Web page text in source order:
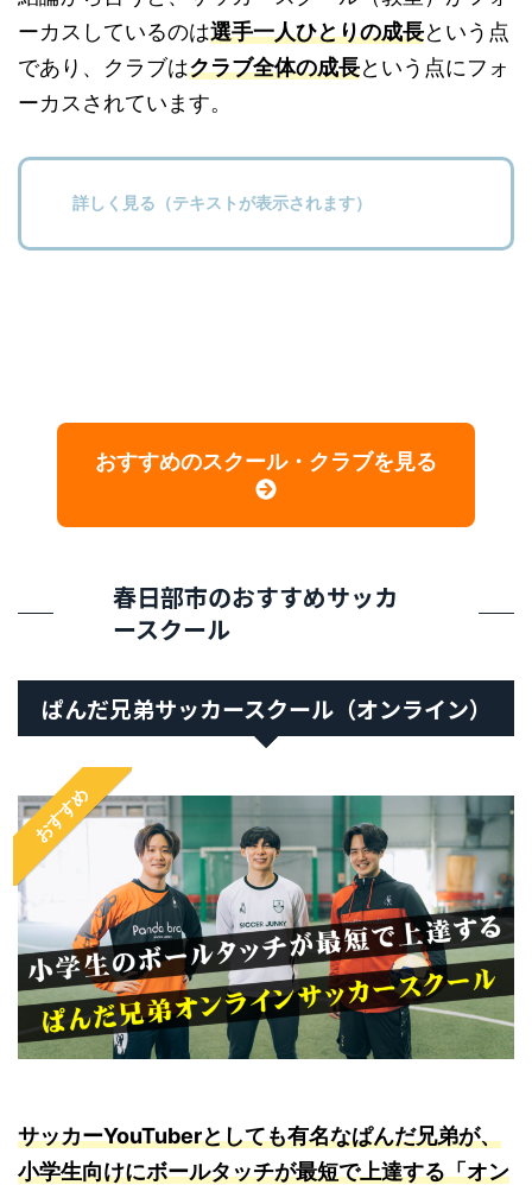
ーカスしているのは選手一人ひとりの成長という点
であり、クラブはクラブ全体の成長という点にフォ
ーカスされています。
詳しく見る（テキストが表示されます）
おすすめのスクール・クラブを見る
春日部市のおすすめサッカ
ースクール
ぱんだ兄弟サッカースクール（オンライン）
おすすめ
サッカーYouTuberとしても有名なぱんだ兄弟が、
小学生向けにボールタッチが最短で上達する「オン